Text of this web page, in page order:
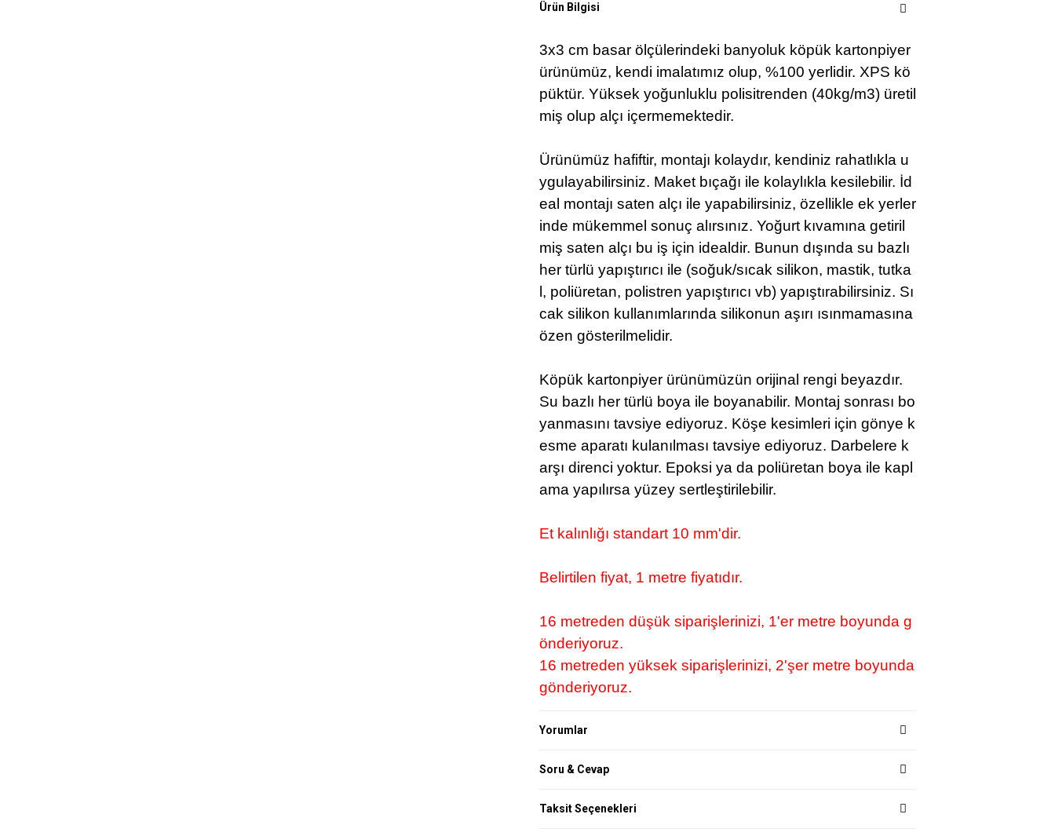
Ürün Bilgisi
3x3 cm basar ölçülerindeki banyoluk köpük kartonpiyer
ürünümüz, kendi imalatımız olup, %100 yerlidir. XPS kö
püktür. Yüksek yoğunluklu polisitrenden (40kg/m3) üretil
miş olup alçı içermemektedir.
Ürünümüz hafiftir, montajı kolaydır, kendiniz rahatlıkla u
ygulayabilirsiniz. Maket bıçağı ile kolaylıkla kesilebilir. İd
eal montajı saten alçı ile yapabilirsiniz, özellikle ek yerler
inde mükemmel sonuç alırsınız. Yoğurt kıvamına getiril
miş saten alçı bu iş için idealdir. Bunun dışında su bazlı
her türlü yapıştırıcı ile (soğuk/sıcak silikon, mastik, tutka
l, poliüretan, polistren yapıştırıcı vb) yapıştırabilirsiniz. Sı
cak silikon kullanımlarında silikonun aşırı ısınmamasına
özen gösterilmelidir.
Köpük kartonpiyer ürünümüzün orijinal rengi beyazdır.
Su bazlı her türlü boya ile boyanabilir. Montaj sonrası bo
yanmasını tavsiye ediyoruz. Köşe kesimleri için gönye k
esme aparatı kulanılması tavsiye ediyoruz. Darbelere k
arşı direnci yoktur. Epoksi ya da poliüretan boya ile kapl
ama yapılırsa yüzey sertleştirilebilir.
Et kalınlığı standart 10 mm'dir.
Belirtilen fiyat, 1 metre fiyatıdır.
16 metreden düşük siparişlerinizi, 1'er metre boyunda g
önderiyoruz.
16 metreden yüksek siparişlerinizi, 2'şer metre boyunda
gönderiyoruz.
Yorumlar
Soru & Cevap
Taksit Seçenekleri